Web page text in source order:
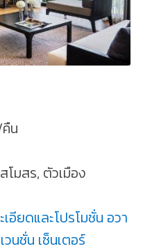
น
มสร, ตัวเมือง
อียดและโปรโมชั่น อวา
นชั่น เซ็นเตอร์